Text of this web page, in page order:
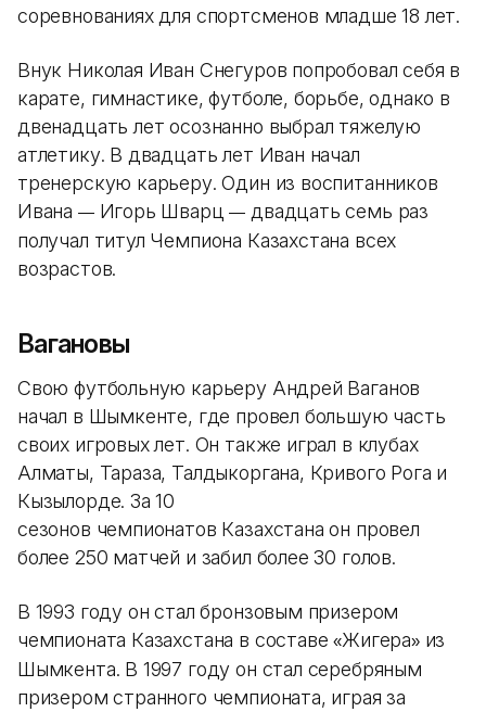
соревнованиях для спортсменов младше 18 лет.
Внук Николая Иван Снегуров попробовал себя в
карате, гимнастике, футболе, борьбе, однако в
двенадцать лет осознанно выбрал тяжелую
атлетику. В двадцать лет Иван начал
тренерскую карьеру. Один из воспитанников
Ивана —Игорь Шварц— двадцать семь раз
получал титул Чемпиона Казахстана всех
возрастов.
Вагановы
Свою футбольную карьеру Андрей Ваганов
начал в Шымкенте, где провел большую часть
своих игровых лет. Он также играл в клубах
Алматы, Тараза, Талдыкоргана, Кривого Рога и
Кызылорде. За 10
сезонов чемпионатов Казахстана он провел
более 250 матчей и забил более 30 голов.
В 1993 году он стал бронзовым призером
чемпионата Казахстана в составе«Жигера»из
Шымкента. В 1997 году он стал серебряным
призером странного чемпионата, играя за